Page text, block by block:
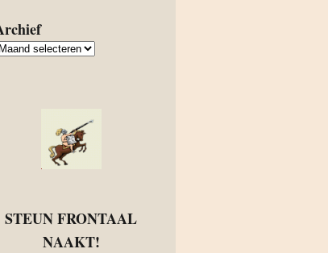
STEUN FRONTAAL
NAAKT!